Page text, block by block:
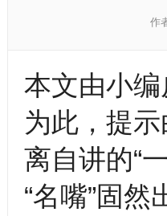
作
本文由小
为此，提示
离自讲的“
“名嘴”固